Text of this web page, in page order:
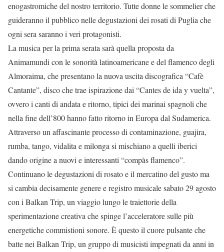
enogastromiche del nostro territorio. Tutte donne le sommelier che
guideranno il pubblico nelle degustazioni dei rosati di Puglia che
ogni sera saranno i veri protagonisti.
La musica per la prima serata sarà quella proposta da
Animamundi con le sonorità latinoamericane e del flamenco degli
Almoraima, che presentano la nuova uscita discografica “Cafè
Cantante”, disco che trae ispirazione dai “Cantes de ida y vuelta”,
ovvero i canti di andata e ritorno, tipici dei marinai spagnoli che
nella fine dell’800 hanno fatto ritorno in Europa dal Sudamerica.
Attraverso un affascinante processo di contaminazione, guajira,
rumba, tango, vidalita e milonga si mischiano a quelli iberici
dando origine a nuovi e interessanti “compàs flamenco”.
Continuano le degustazioni di rosato e il mercatino del gusto ma
si cambia decisamente genere e registro musicale sabato 29 agosto
con i Balkan Trip, un viaggio lungo le traiettorie della
sperimentazione creativa che spinge l’acceleratore sulle più
energetiche commistioni sonore. È questo il cuore pulsante che
batte nei Balkan Trip, un gruppo di musicisti impegnati da anni in